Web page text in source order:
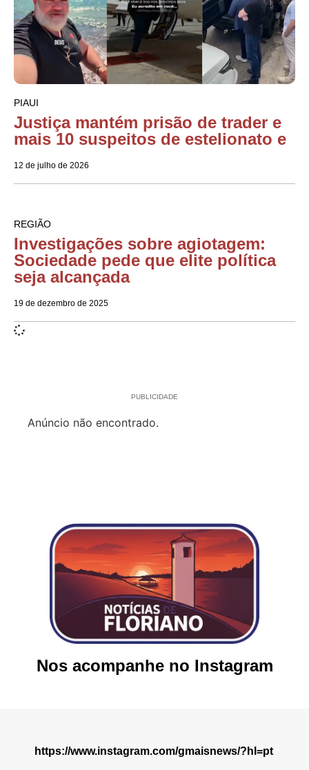
PIAUI
Justiça mantém prisão de trader e
mais 10 suspeitos de estelionato e
12 de julho de 2026
REGIÃO
Investigações sobre agiotagem:
Sociedade pede que elite política
seja alcançada
19 de dezembro de 2025
PUBLICIDADE
Anúncio não encontrado.
Nos acompanhe no Instagram
https://www.instagram.com/gmaisnews/?hl=pt